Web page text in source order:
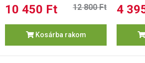
10 450 Ft 12 800 Ft
Kosárba rakom
4